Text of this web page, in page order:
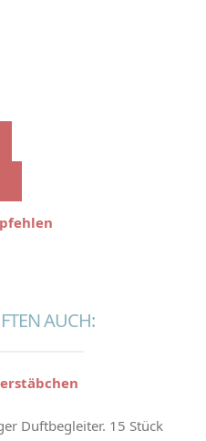
AUCH:
Duftbegleiter. 15 Stück